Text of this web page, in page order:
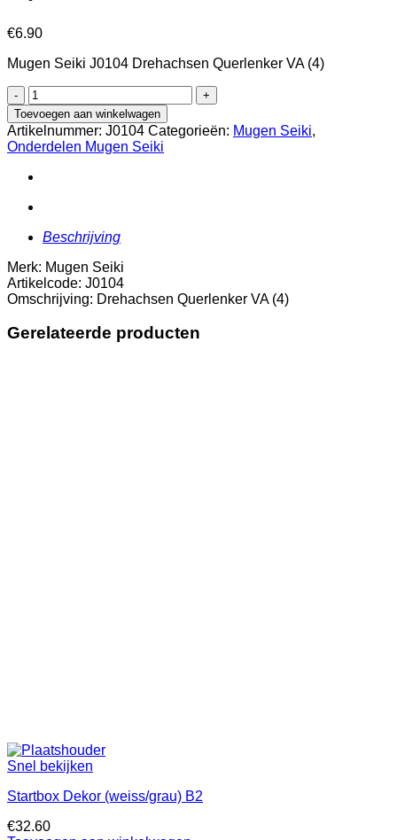
€6.90
Mugen Seiki J0104 Drehachsen Querlenker VA (4)
Drehachsen
Querlenker
VA
(4)
aantal
Toevoegen aan winkelwagen
Artikelnummer: J0104 Categorieën: Mugen Seiki,
Onderdelen Mugen Seiki
Beschrijving
Merk: Mugen Seiki
Artikelcode: J0104
Omschrijving: Drehachsen Querlenker VA (4)
Gerelateerde producten
Snel bekijken
Startbox Dekor (weiss/grau) B2
€32.60